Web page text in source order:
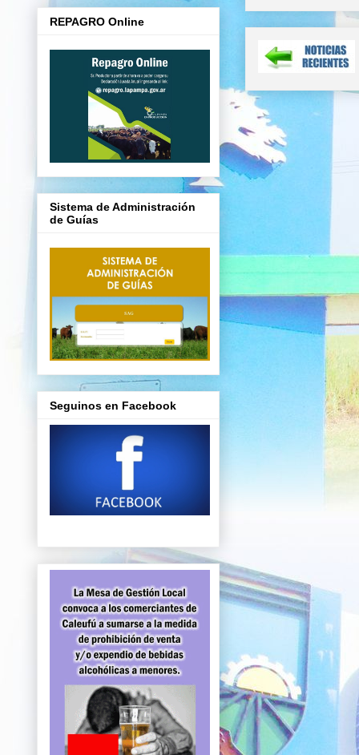
REPAGRO Online
Sistema de Administración
de Guías
Seguinos en Facebook